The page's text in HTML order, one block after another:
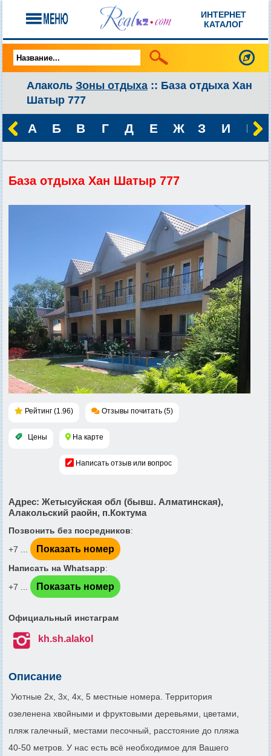
ИНТЕРНЕТ
КАТАЛОГ
Алаколь Зоны отдыха :: База отдыха Хан
Шатыр 777
А Б В Г Д Е Ж З И К
База отдыха Хан Шатыр 777
Рейтинг (1.96) Отзывы почитать (5)
Цены На карте
Написать отзыв или вопрос
Адрес: Жетысуйская обл (бывш. Алматинская),
Алакольский раойн, п.Коктума
Позвонить без посредников:
+7 ...
Показать номер
Написать на Whatsapp:
+7 ...
Показать номер
Официальный инстаграм
 kh.sh.alakol
Описание
Уютные 2х, 3х, 4х, 5 местные номера. Территория
озеленена хвойными и фруктовыми деревьями, цветами,
пляж галечный, местами песочный, расстояние до пляжа
40-50 метров. У нас есть всё необходимое для Вашего